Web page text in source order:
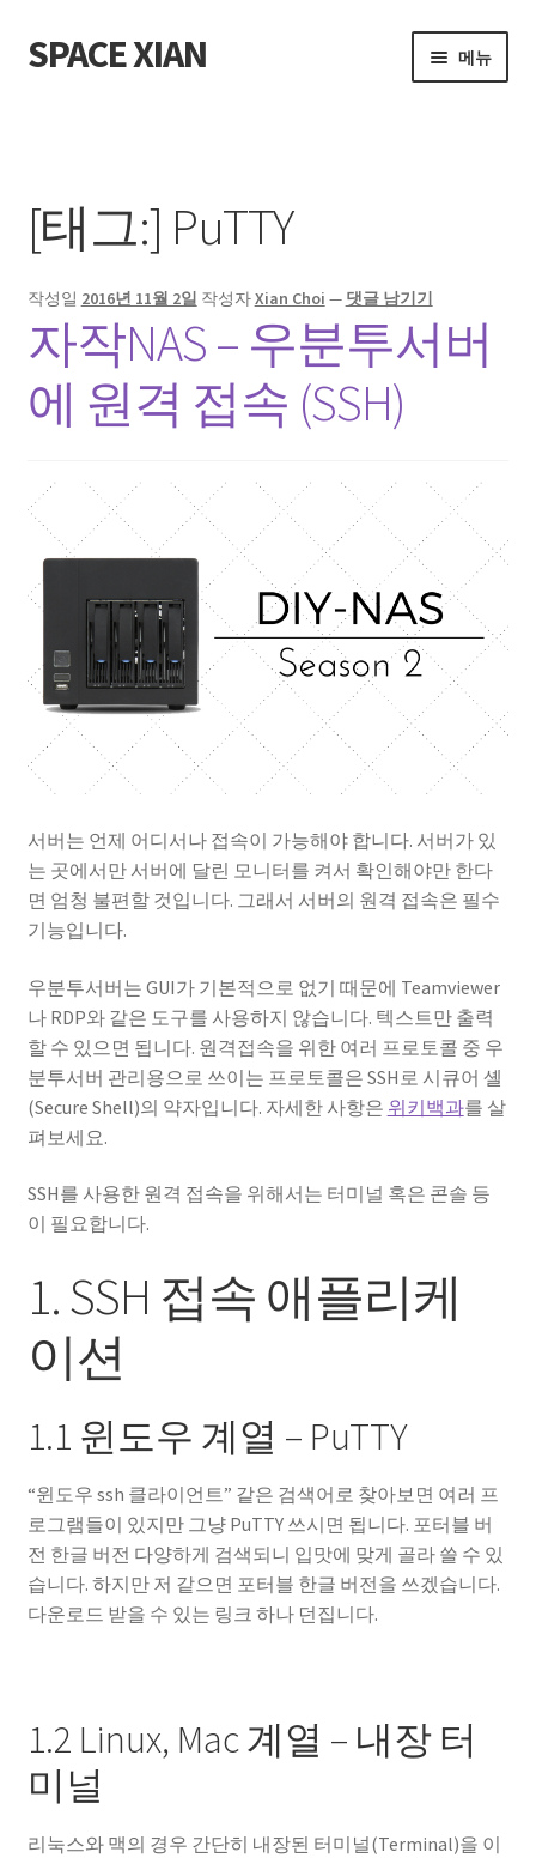
탐
색
기
컨
텐
기
SPACE XIAN 메뉴
Bible Reading Schedule
Bible Reading Schedule (McCheyne)
Bible Reading Schedule v2
Post
개인출판사
성경 연구를 위한 Xiphos
자작 NAS
자작 NAS II
[태그:] PuTTY
작성일 2016년 11월 2일 작성자Xian Choi — 댓글 남기기
자작NAS – 우분투서버
에 원격 접속 (SSH)
서버는 언제 어디서나 접속이 가능해야 합니다. 서버가 있
는 곳에서만 서버에 달린 모니터를 켜서 확인해야만 한다
면 엄청 불편할 것입니다. 그래서 서버의 원격 접속은 필수
기능입니다.
우분투서버는 GUI가 기본적으로 없기 때문에 Teamviewer
나 RDP와 같은 도구를 사용하지 않습니다. 텍스트만 출력
할 수 있으면 됩니다. 원격접속을 위한 여러 프로토콜 중 우
분투서버 관리용으로 쓰이는 프로토콜은 SSH로 시큐어 셸
(Secure Shell)의 약자입니다. 자세한 사항은 위키백과를 살
펴보세요.
SSH를 사용한 원격 접속을 위해서는 터미널 혹은 콘솔 등
이 필요합니다.
1. SSH 접속 애플리케
이션
1.1 윈도우 계열 – PuTTY
“윈도우 ssh 클라이언트” 같은 검색어로 찾아보면 여러 프
로그램들이 있지만 그냥 PuTTY 쓰시면 됩니다. 포터블 버
전 한글 버전 다양하게 검색되니 입맛에 맞게 골라 쓸 수 있
습니다. 하지만 저 같으면 포터블 한글 버전을 쓰겠습니다.
다운로드 받을 수 있는 링크 하나 던집니다.
1.2 Linux, Mac 계열 – 내장 터
미널
리눅스와 맥의 경우 간단히 내장된 터미널(Terminal)을 이